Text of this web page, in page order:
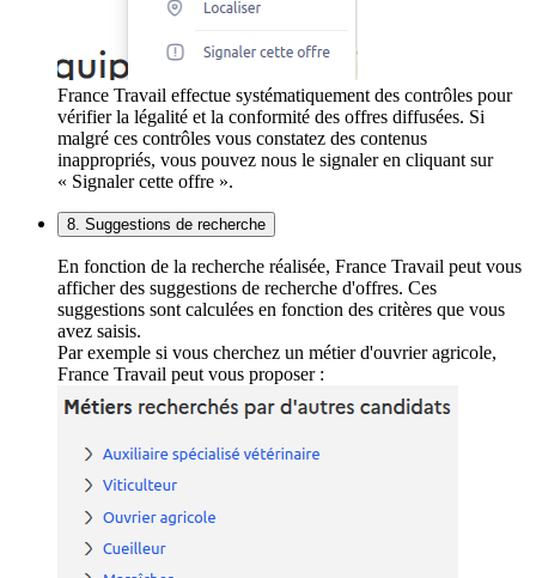
France Travail effectue systématiquement des contrôles pour
vérifier la légalité et la conformité des offres diffusées. Si
malgré ces contrôles vous constatez des contenus
inappropriés, vous pouvez nous le signaler en cliquant sur
« Signaler cette offre ».
8. Suggestions de recherche
En fonction de la recherche réalisée, France Travail peut vous
afficher des suggestions de recherche d'offres. Ces
suggestions sont calculées en fonction des critères que vous
avez saisis.
Par exemple si vous cherchez un métier d'ouvrier agricole,
France Travail peut vous proposer :